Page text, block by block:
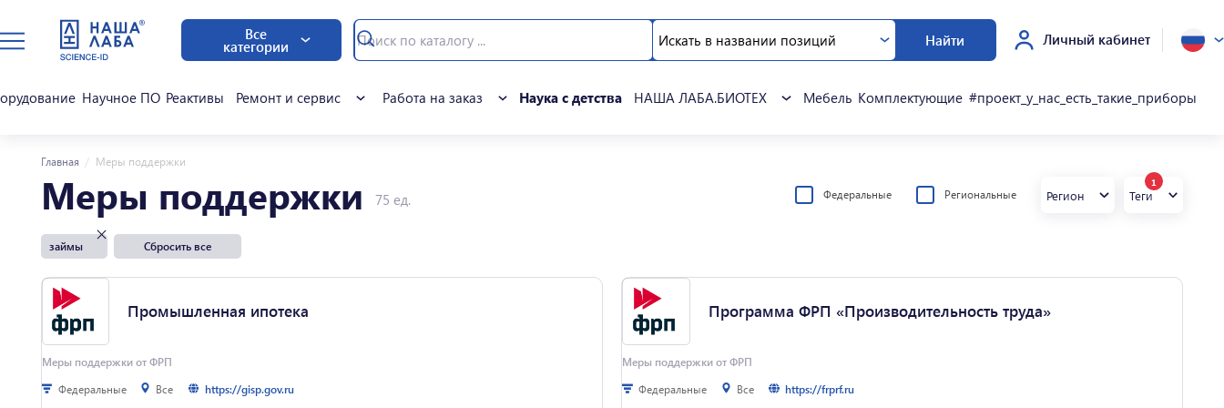
Все
категории Искать в названии позиций Найти Личный кабинет
Научное ПО Реактивы Ремонт и сервис Работа на заказ Наука с детства НАША ЛАБА.БИОТЕХ Мебель Комплектующие #проект_у_нас_есть_такие_приборы
Главная Меры поддержки
Меры поддержки 75 ед. Федеральные Региональные Регион Теги
1
займы Сбросить все
Промышленная ипотека
Меры поддержки от ФРП
Федеральные
Все https://gisp.gov.ru
Программа ФРП «Производительность труда»
Меры поддержки от ФРП
Федеральные
Все https://frprf.ru